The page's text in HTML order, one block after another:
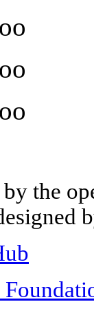
the